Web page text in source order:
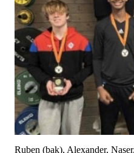
Ruben (bak), Alexander,